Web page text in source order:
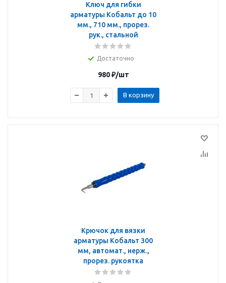
Ключ для гибки
арматуры Кобальт до 10
мм., 710 мм., прорез.
рук., стальной
Достаточно
980₽/шт
В корзину
Крючок для вязки
арматуры Кобальт 300
мм, автомат., нерж.,
прорез. рукоятка